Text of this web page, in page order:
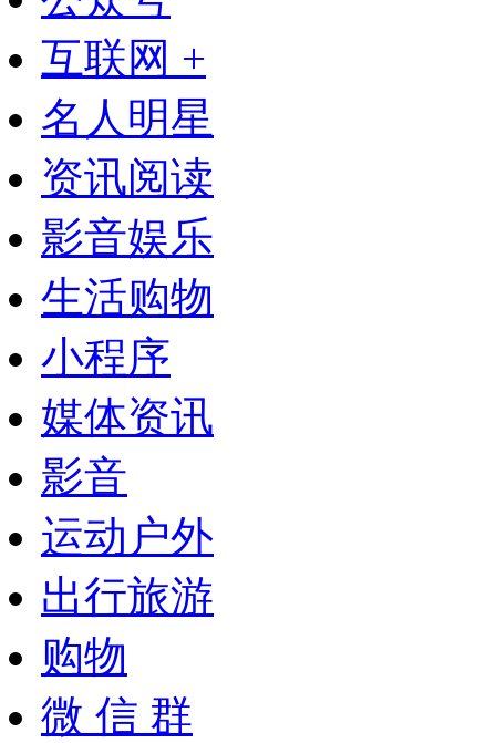
互联网 +
名人明星
资讯阅读
影音娱乐
生活购物
小程序
媒体资讯
影音
运动户外
出行旅游
购物
微 信 群